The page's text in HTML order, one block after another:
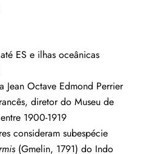
ES e ilhas oceânicas
Jean Octave Edmond Perrier
diretor do Museu de
1900-1919
consideram subespécie
(Gmelin, 1791) do Indo